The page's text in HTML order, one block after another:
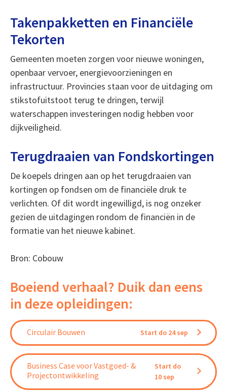
Takenpakketten en Financiële
Tekorten
Gemeenten moeten zorgen voor nieuwe woningen,
openbaar vervoer, energievoorzieningen en
infrastructuur. Provincies staan voor de uitdaging om
stikstofuitstoot terug te dringen, terwijl
waterschappen investeringen nodig hebben voor
dijkveiligheid.
Terugdraaien van Fondskortingen
De koepels dringen aan op het terugdraaien van
kortingen op fondsen om de financiële druk te
verlichten. Of dit wordt ingewilligd, is nog onzeker
gezien de uitdagingen rondom de financiën in de
formatie van het nieuwe kabinet.
Bron: Cobouw
Boeiend verhaal? Duik dan eens
in deze opleidingen:
Circulair Bouwen Start do 24 sep
Business Case voor Vastgoed- &
Projectontwikkeling
Start do
10 sep